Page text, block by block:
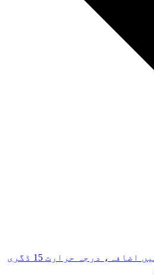
کراچی میں ٹھنڈ میں اضافہ، درجہ حرارت 15 ڈگری